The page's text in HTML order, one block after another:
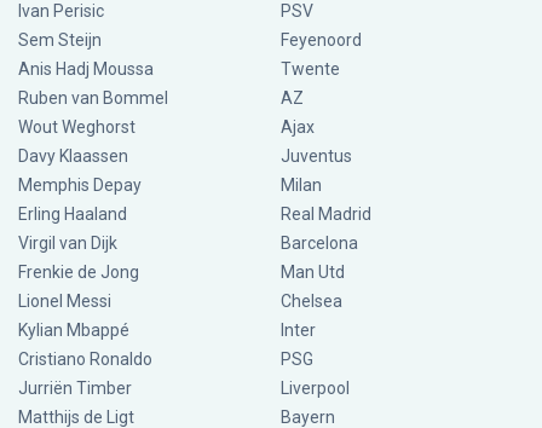
Ivan Perisic
Sem Steijn
Anis Hadj Moussa
Ruben van Bommel
Wout Weghorst
Davy Klaassen
Memphis Depay
Erling Haaland
Virgil van Dijk
Frenkie de Jong
Lionel Messi
Kylian Mbappé
Cristiano Ronaldo
Jurriën Timber
Matthijs de Ligt
PSV
Feyenoord
Twente
AZ
Ajax
Juventus
Milan
Real Madrid
Barcelona
Man Utd
Chelsea
Inter
PSG
Liverpool
Bayern